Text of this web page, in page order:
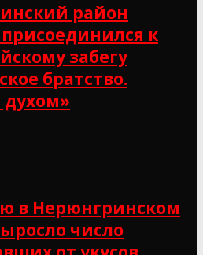
район
к
забегу
братство.
в Нерюнгринском
число